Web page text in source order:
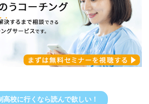
高校に行くなら読んで欲しい！